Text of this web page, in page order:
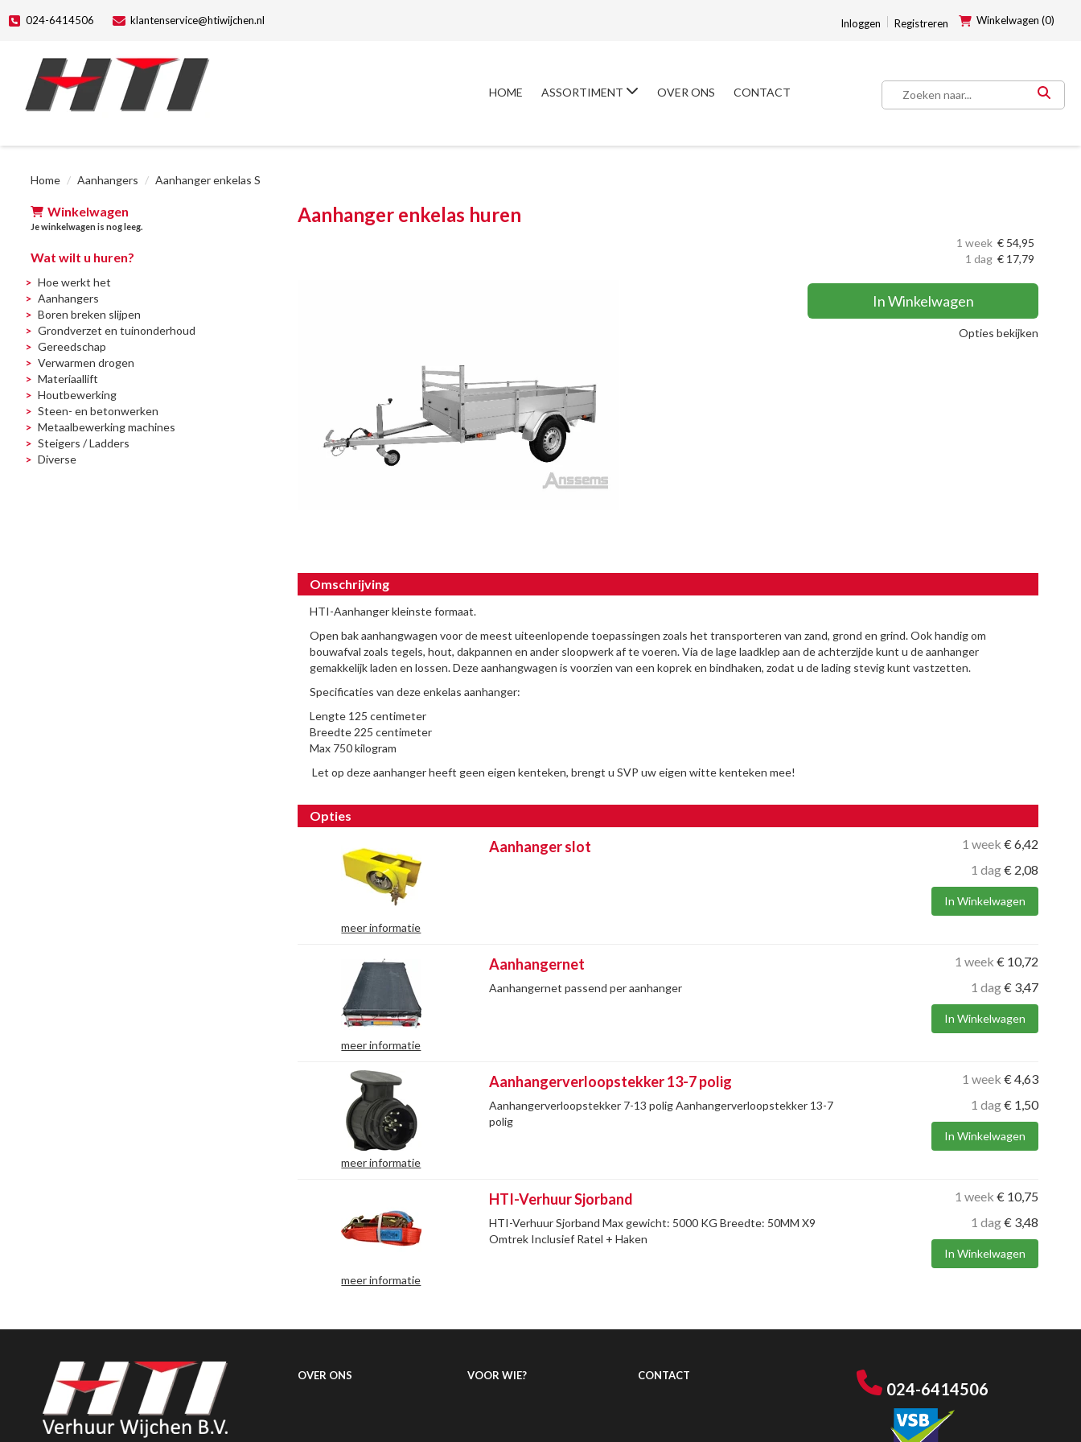
024-6414506 klantenservice@htiwijchen.nl Inloggen Registreren Winkelwagen (0)
HOME ASSORTIMENT OVER ONS CONTACT
Home Aanhangers Aanhanger enkelas S
Winkelwagen
Je winkelwagen is nog leeg.
Wat wilt u huren?
Hoe werkt het
Aanhangers
Boren breken slijpen
Grondverzet en tuinonderhoud
Gereedschap
Verwarmen drogen
Materiaallift
Houtbewerking
Steen- en betonwerken
Metaalbewerking machines
Steigers / Ladders
Diverse
Aanhanger enkelas huren
1 dag € 17,79
1 week € 54,95
In Winkelwagen
Opties bekijken
Omschrijving
HTI-Aanhanger kleinste formaat.
Open bak aanhangwagen voor de meest uiteenlopende toepassingen zoals het transporteren van zand, grond en grind. Ook handig om
bouwafval zoals tegels, hout, dakpannen en ander sloopwerk af te voeren. Via de lage laadklep aan de achterzijde kunt u de aanhanger
gemakkelijk laden en lossen. Deze aanhangwagen is voorzien van een koprek en bindhaken, zodat u de lading stevig kunt vastzetten.
Specificaties van deze enkelas aanhanger:
Lengte 125 centimeter
Breedte 225 centimeter
Max 750 kilogram
Let op deze aanhanger heeft geen eigen kenteken, brengt u SVP uw eigen witte kenteken mee!
Opties
meer informatie
1 week €6,42
1 dag€ 2,08
In Winkelwagen
Aanhanger slot
meer informatie
1 week € 10,72
1 dag€ 3,47
In Winkelwagen
Aanhangernet
Aanhangernet passend per aanhanger
meer informatie
1 week €4,63
1 dag€ 1,50
In Winkelwagen
Aanhangerverloopstekker 13-7 polig
Aanhangerverloopstekker 7-13 polig Aanhangerverloopstekker 13-7
polig
meer informatie
1 week € 10,75
1 dag€ 3,48
In Winkelwagen
HTI-Verhuur Sjorband
HTI-Verhuur Sjorband Max gewicht: 5000 KG Breedte: 50MM X9
Omtrek Inclusief Ratel + Haken
OVER ONS VOOR WIE? CONTACT
024-6414506